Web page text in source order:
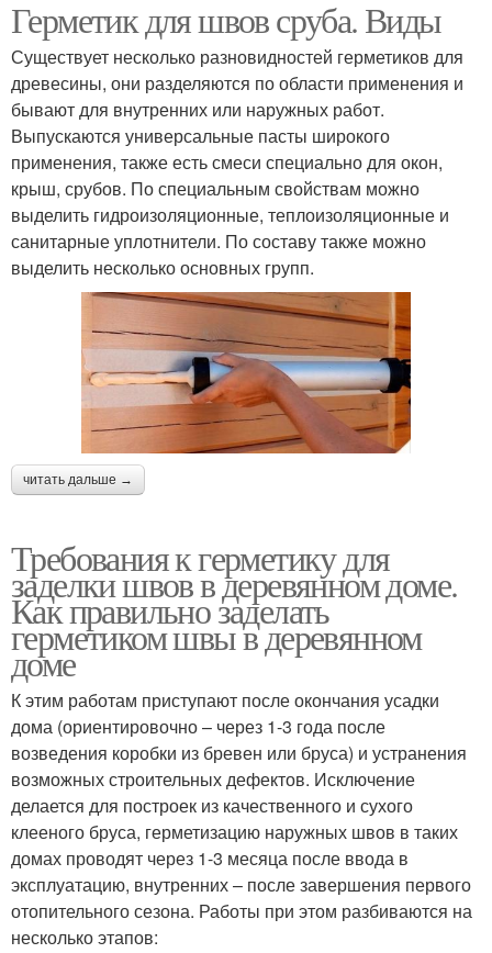
Герметик для швов сруба. Виды
Существует несколько разновидностей герметиков для
древесины, они разделяются по области применения и
бывают для внутренних или наружных работ.
Выпускаются универсальные пасты широкого
применения, также есть смеси специально для окон,
крыш, срубов. По специальным свойствам можно
выделить гидроизоляционные, теплоизоляционные и
санитарные уплотнители. По составу также можно
выделить несколько основных групп.
читать дальше →
Требования к герметику для
заделки швов в деревянном доме.
Как правильно заделать
герметиком швы в деревянном
доме
К этим работам приступают после окончания усадки
дома (ориентировочно – через 1-3 года после
возведения коробки из бревен или бруса) и устранения
возможных строительных дефектов. Исключение
делается для построек из качественного и сухого
клееного бруса, герметизацию наружных швов в таких
домах проводят через 1-3 месяца после ввода в
эксплуатацию, внутренних – после завершения первого
отопительного сезона. Работы при этом разбиваются на
несколько этапов: